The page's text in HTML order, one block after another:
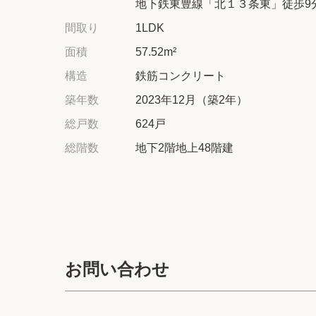
地下鉄東豊線「北１３条東」徒歩9
間取り
1LDK
面積
57.52m²
構造
鉄筋コンクリート
築年数
2023年12月（築2年）
総戸数
624戸
総階数
地下2階地上48階建
お問い合わせ